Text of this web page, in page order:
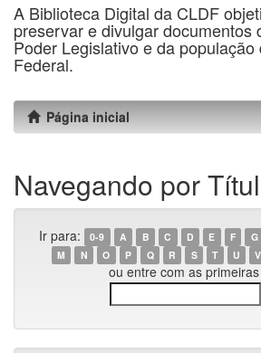
A Biblioteca Digital da CLDF
preservar e divulgar documentos
Poder Legislativo e da população
Federal.
Página inicial
Navegando por
Ir para: 0-9 A B C D E F G
M
N O P Q R S T U V
ou entre com as